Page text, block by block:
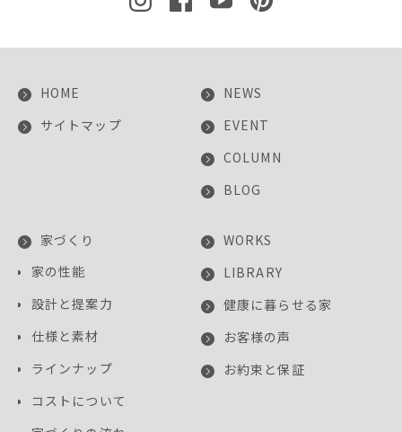
HOME
サイトマップ
NEWS
EVENT
COLUMN
BLOG
家づくり
家の性能
設計と提案力
仕様と素材
ラインナップ
コストについて
WORKS
LIBRARY
健康に暮らせる家
お客様の声
お約束と保証